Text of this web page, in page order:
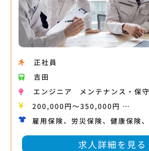
正社員
吉田
エンジニア
メンテナンス・保守
200,000円〜350,000円 …
雇用保険、労災保険、健康保険
求人詳細を見る